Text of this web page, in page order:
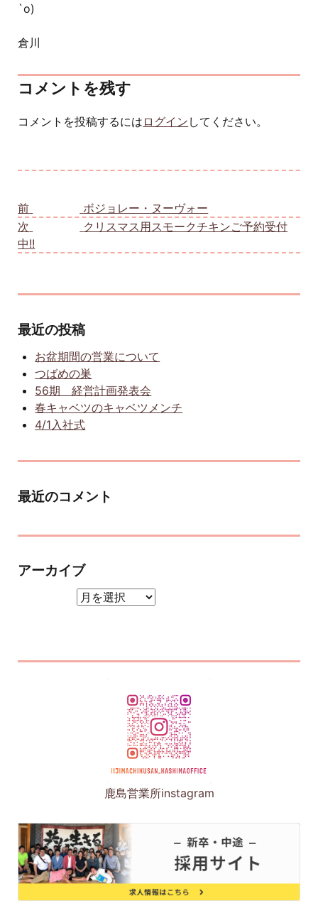
`o)
倉川
コメントを残す
コメントを投稿するには ログイン してください。
前
ボジョレー・ヌーヴォー
次
クリスマス用スモークチキンご予約受付
中!!
最近の投稿
お盆期間の営業について
つばめの巣
56期 経営計画発表会
春キャベツのキャベツメンチ
4/1入社式
最近のコメント
アーカイブ
鹿島営業所instagram